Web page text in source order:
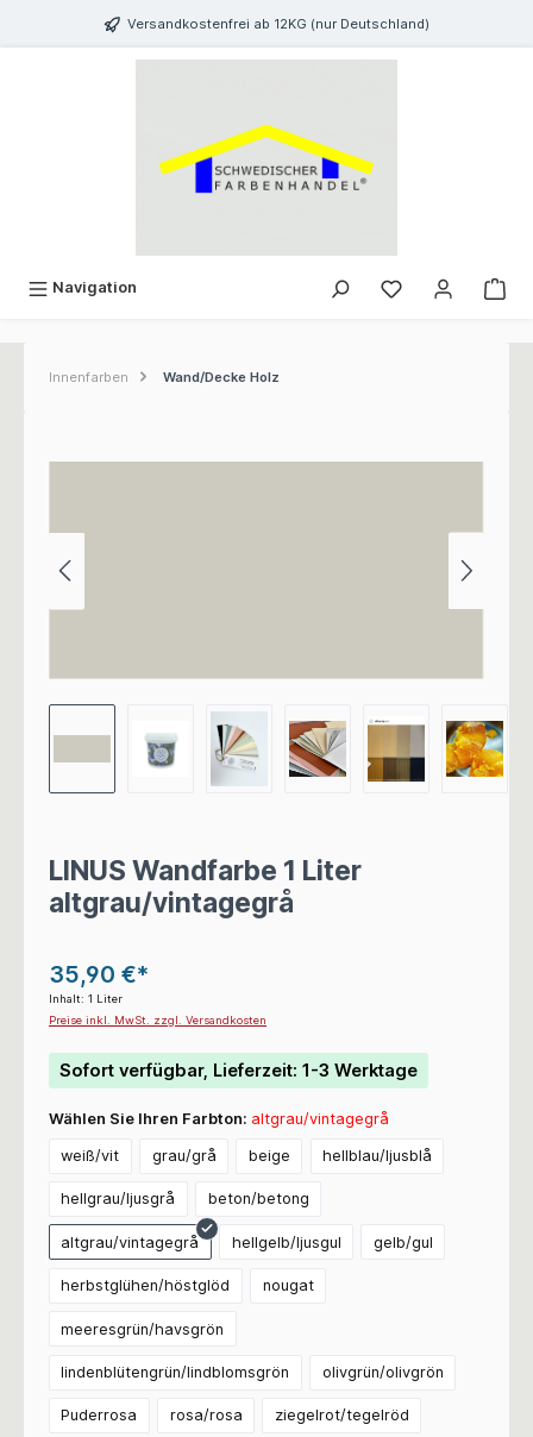
springen Versandkostenfrei ab 12KG (nur Deutschland)
Navigation
Innenfarben Wand/Decke Holz
LINUS Wandfarbe 1 Liter
altgrau/vintagegrå
35,90 €*
Inhalt: 1 Liter
Preise inkl. MwSt. zzgl. Versandkosten
Sofort verfügbar, Lieferzeit: 1-3 Werktage
Wählen Sie Ihren Farbton: altgrau/vintagegrå
weiß/vit grau/grå beige hellblau/ljusblå
hellgrau/ljusgrå beton/betong
altgrau/vintagegrå hellgelb/ljusgul gelb/gul
herbstglühen/höstglöd nougat
meeresgrün/havsgrön
lindenblütengrün/lindblomsgrön olivgrün/olivgrön
Puderrosa rosa/rosa ziegelrot/tegelröd